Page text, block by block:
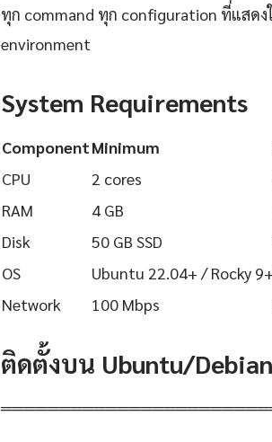
ทุก command ทุก configuration ที่แสด
environment
System Requirements
ComponentMinimum
CPU
2 cores
RAM
4 GB
Disk
50 GB SSD
OS
Ubuntu 22.04+ / Rocky 9+
Network
100 Mbps
ติดตั้งบน Ubuntu/Debian